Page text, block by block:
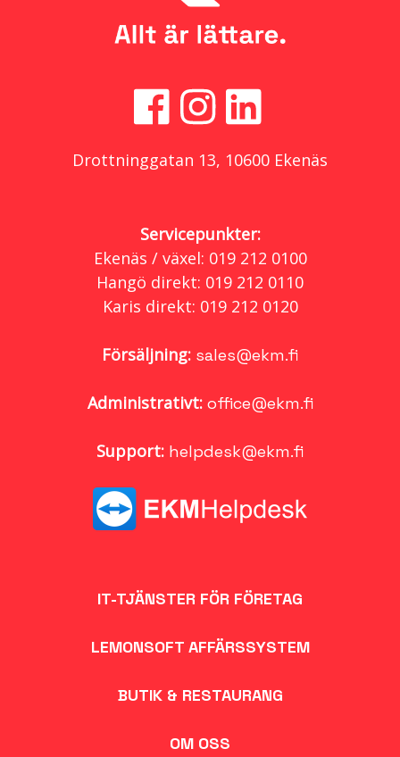
Drottninggatan 13, 10600 Ekenäs
Servicepunkter:
Ekenäs / växel: 019 212 0100
Hangö direkt: 019 212 0110
Karis direkt: 019 212 0120
Försäljning: sales@ekm.fi
Administrativt: office@ekm.fi
Support: helpdesk@ekm.fi
IT-TJÄNSTER FÖR FÖRETAG
LEMONSOFT AFFÄRSSYSTEM
BUTIK & RESTAURANG
OM OSS